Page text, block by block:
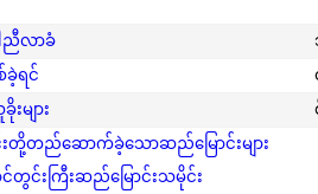
ညီလာခံ
ခဲ့ရင်
များ
င်းတို့တည်ဆောက်ခဲ့သောဆည်မြောင်းများ
တွင်းကြီးဆည်မြောင်းသမိုင်း